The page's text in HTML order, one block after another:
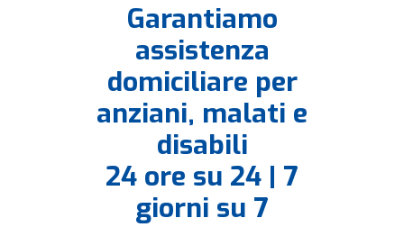
Garantiamo
assistenza
domiciliare per
anziani, malati e
disabili
24 ore su 24 | 7
giorni su 7